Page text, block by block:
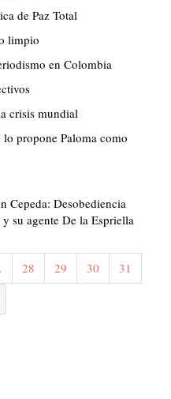
de Paz Total
limpio
en Colombia
crisis mundial
propone Paloma como
Cepeda: Desobediencia
su agente De la Espriella
Página
28 Página
29 Página
30 Página
31